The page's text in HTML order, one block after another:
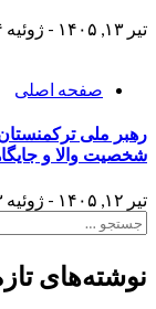
تیر ۱۳, ۱۴۰۵ - ژوئیه ۴, ۲۰۲۶
صفحه اصلی
رهبر ملی
شخصیت والا و
تیر ۱۲, ۱۴۰۵ - ژوئیه ۳, ۲۰۲۶
جستجو
نوشته‌های